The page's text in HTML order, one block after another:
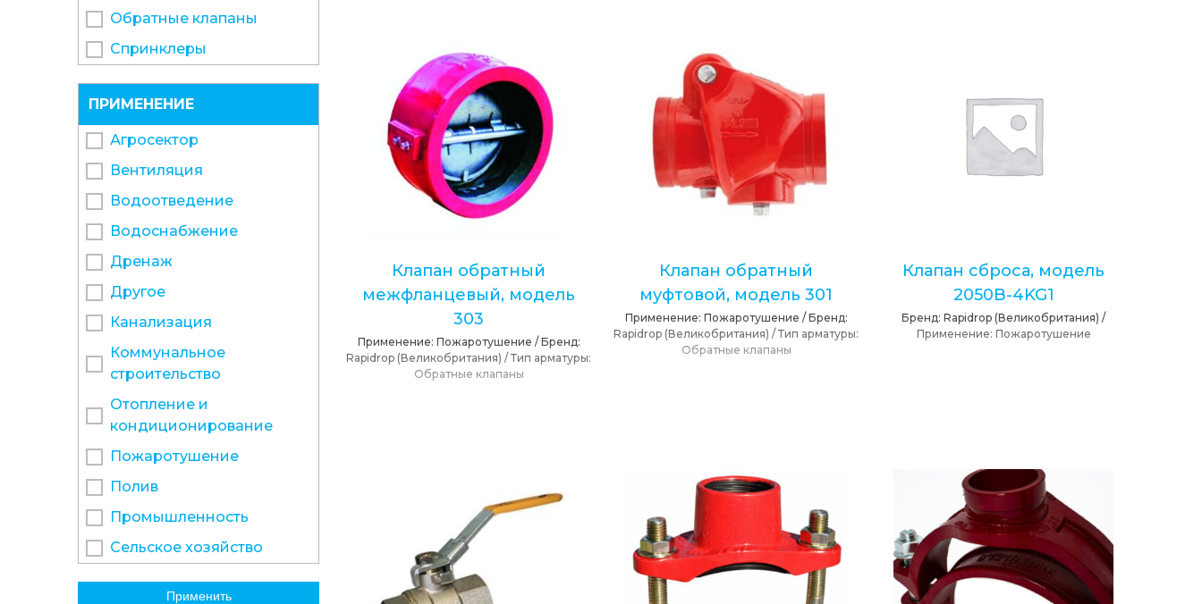
Клапан обратный
межфланцевый, модель
303
Применение: Пожаротушение / Бренд:
Rapidrop (Великобритания) /Тип арматуры:
Обратные клапаны
Клапан обратный
муфтовой, модель 301
Применение: Пожаротушение / Бренд:
Rapidrop (Великобритания) /Тип арматуры:
Обратные клапаны
Клапан сброса, модель
2050B-4KG1
Бренд:Rapidrop (Великобритания) /
Применение: Пожаротушение
Обратные клапаны
Спринклеры
ПРИМЕНЕНИЕ
Агросектор
Вентиляция
Водоотведение
Водоснабжение
Дренаж
Другое
Канализация
Коммунальное
строительство
Отопление и
кондиционирование
Пожаротушение
Полив
Промышленность
Сельское хозяйство
Применить